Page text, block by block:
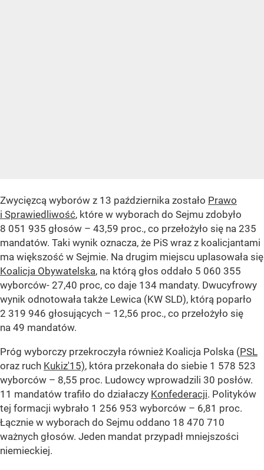
Zwycięzcą wyborów z 13 października zostało Prawo
i Sprawiedliwość, które w wyborach do Sejmu zdobyło
8 051 935 głosów – 43,59 proc., co przełożyło się na 235
mandatów. Taki wynik oznacza, że PiS wraz z koalicjantami
ma większość w Sejmie. Na drugim miejscu uplasowała się
Koalicja Obywatelska, na którą głos oddało 5 060 355
wyborców- 27,40 proc, co daje 134 mandaty. Dwucyfrowy
wynik odnotowała także Lewica (KW SLD), którą poparło
2 319 946 głosujących – 12,56 proc., co przełożyło się
na 49 mandatów.
Próg wyborczy przekroczyła również Koalicja Polska (PSL
oraz ruch Kukiz'15), która przekonała do siebie 1 578 523
wyborców – 8,55 proc. Ludowcy wprowadzili 30 posłów.
11 mandatów trafiło do działaczy Konfederacji. Polityków
tej formacji wybrało 1 256 953 wyborców – 6,81 proc.
Łącznie w wyborach do Sejmu oddano 18 470 710
ważnych głosów. Jeden mandat przypadł mniejszości
niemieckiej.